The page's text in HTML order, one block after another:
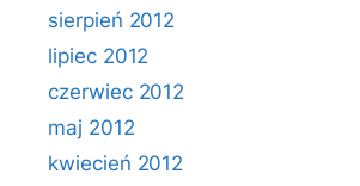
sierpień 2012
lipiec 2012
czerwiec 2012
maj 2012
kwiecień 2012